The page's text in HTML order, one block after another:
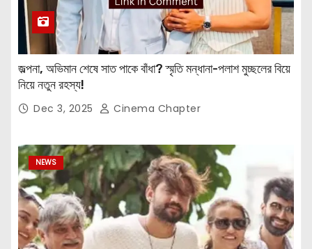
জল্পনা, অভিমান শেষে সাত পাকে বাঁধা? স্মৃতি মন্ধানা-পলাশ মুচ্ছলের বিয়ে
নিয়ে নতুন রহস্য!
Dec 3, 2025 Cinema Chapter
NEWS